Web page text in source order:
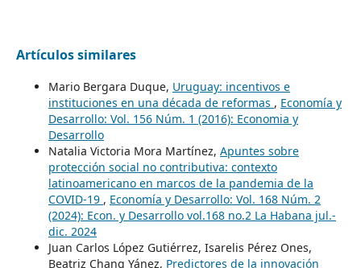
Artículos similares
Mario Bergara Duque, Uruguay: incentivos e
instituciones en una década de reformas , Economía y
Desarrollo: Vol. 156 Núm. 1 (2016): Economia y
Desarrollo
Natalia Victoria Mora Martínez, Apuntes sobre
protección social no contributiva: contexto
latinoamericano en marcos de la pandemia de la
COVID-19 , Economía y Desarrollo: Vol. 168 Núm. 2
(2024): Econ. y Desarrollo vol.168 no.2 La Habana jul.-
dic. 2024
Juan Carlos López Gutiérrez, Isarelis Pérez Ones,
Beatriz Chang Yánez, Predictores de la innovación